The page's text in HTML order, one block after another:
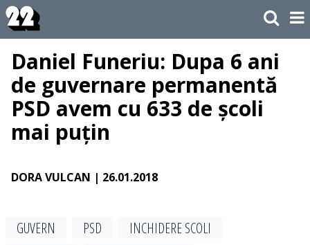
Daniel Funeriu: Dupa 6 ani
de guvernare permanentă
PSD avem cu 633 de școli
mai puțin
DORA VULCAN | 26.01.2018
GUVERN PSD
INCHIDERE SCOLI